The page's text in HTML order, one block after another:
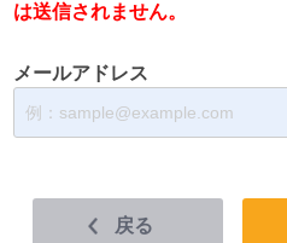
は送信されません。
メールアドレス
戻る